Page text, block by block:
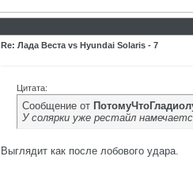
Re: Лада Веста vs Hyundai Solaris - 7
Цитата:
Сообщение от
У солярки уже рестайл
Выглядит как после лобового удара.